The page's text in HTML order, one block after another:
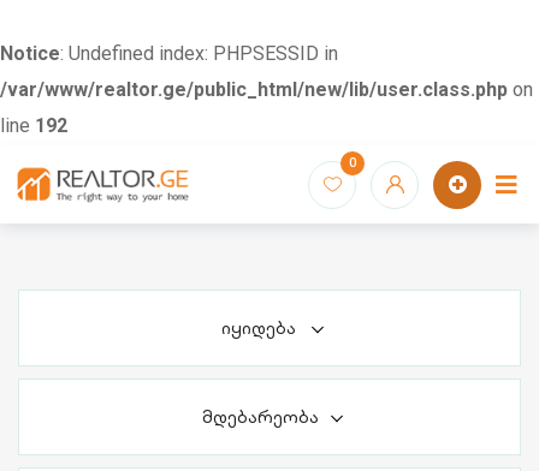
Notice: Undefined index: PHPSESSID in
/var/www/realtor.ge/public_html/new/lib/user.class.php on
line 192
0
იყიდება
მდებარეობა